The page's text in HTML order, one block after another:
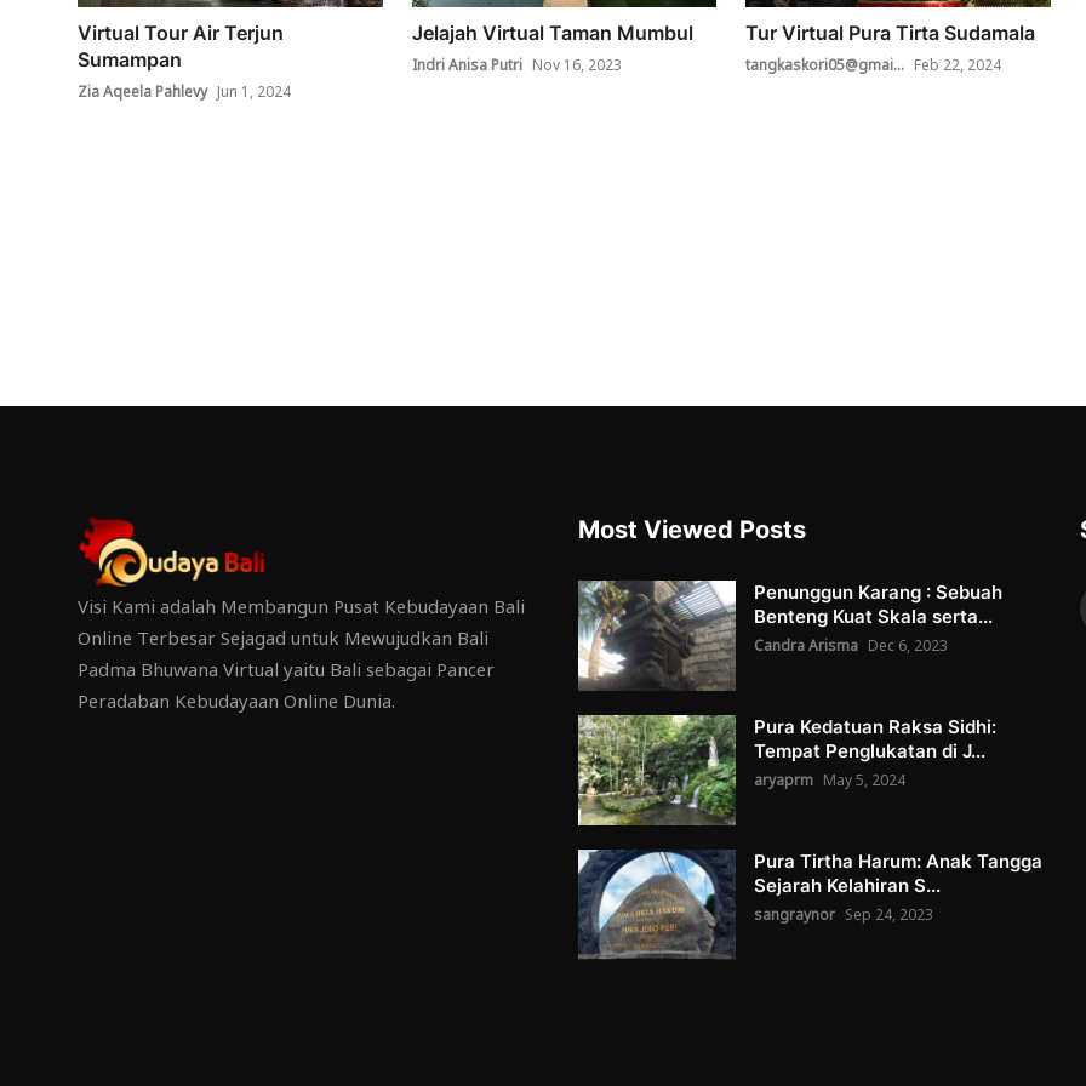
Virtual Tour Air Terjun
Sumampan
Zia Aqeela Pahlevy Jun 1, 2024
Jelajah Virtual Taman Mumbul
Indri Anisa Putri Nov 16, 2023
Tur Virtual Pura Tirta Sudamala
tangkaskori05@gmai... Feb 22, 2024
Visi Kami adalah Membangun Pusat Kebudayaan Bali
Online Terbesar Sejagad untuk Mewujudkan Bali
Padma Bhuwana Virtual yaitu Bali sebagai Pancer
Peradaban Kebudayaan Online Dunia.
Most Viewed Posts
Penunggun Karang : Sebuah
Benteng Kuat Skala serta...
Candra Arisma Dec 6, 2023
Pura Kedatuan Raksa Sidhi:
Tempat Penglukatan di J...
aryaprm May 5, 2024
Pura Tirtha Harum: Anak Tangga
Sejarah Kelahiran S...
sangraynor Sep 24, 2023